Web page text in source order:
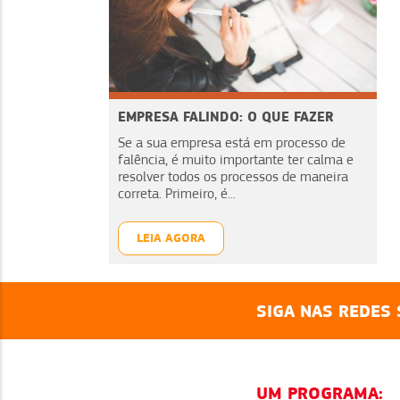
EMPRESA FALINDO: O QUE FAZER
Se a sua empresa está em processo de
falência, é muito importante ter calma e
resolver todos os processos de maneira
correta. Primeiro, é...
LEIA AGORA
SIGA NAS REDES
UM PROGRAMA: